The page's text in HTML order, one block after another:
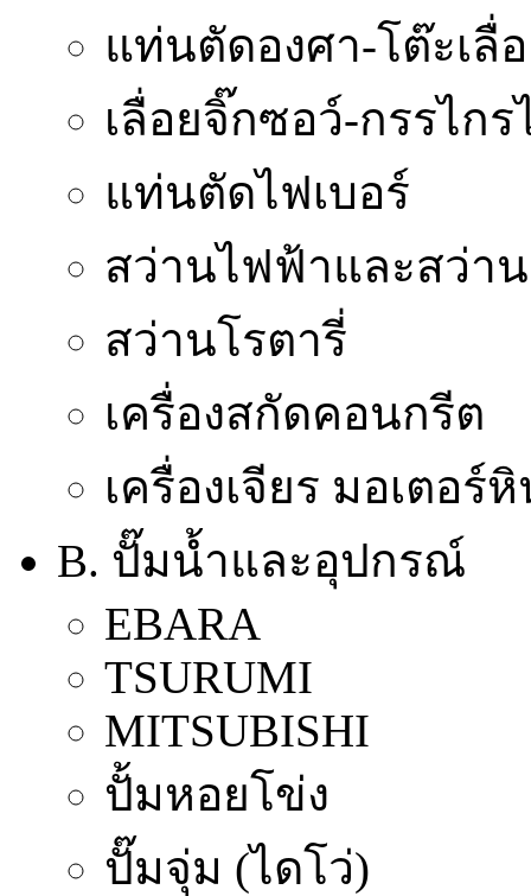
แท่นตัดองศา-โต๊ะเลื่
เลื่อยจิ๊กซอว์-กรรไก
แท่นตัดไฟเบอร์
สว่านไฟฟ้าและสว่า
สว่านโรตารี่
เครื่องสกัดคอนกรีต
เครื่องเจียร มอเตอร์
B. ปั๊มน้ำและอุปกรณ์
EBARA
TSURUMI
MITSUBISHI
ปั้มหอยโข่ง
ปั๊มจุ่ม (ไดโว่)